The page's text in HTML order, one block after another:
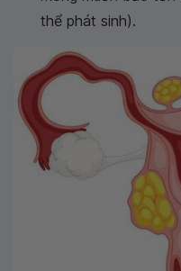
thể phát sinh).